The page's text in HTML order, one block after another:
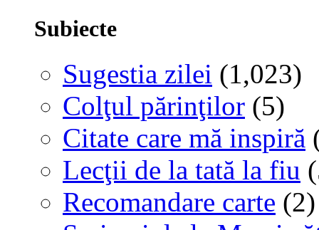
Subiecte
Sugestia zilei (1,023)
Colţul părinţilor (5)
Citate care mă inspiră
Lecţii de la tată la fiu
Recomandare carte (2)